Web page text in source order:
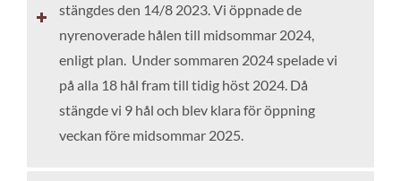
stängdes den 14/8 2023. Vi öppnade de
nyrenoverade hålen till midsommar 2024,
enligt plan. Under sommaren 2024 spelade vi
på alla 18 hål fram till tidig höst 2024. Då
stängde vi 9 hål och blev klara för öppning
veckan före midsommar 2025.